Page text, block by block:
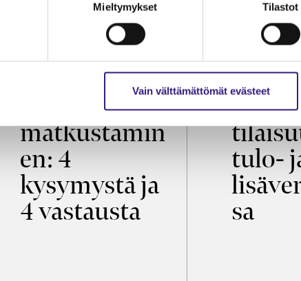
Mieltymykset Tilastot
Vain välttämättömät evästeet
Työaikalaki ja
matkustamin
en: 4
kysymystä ja
4 vastausta
VEROTUS
tulo-
sa